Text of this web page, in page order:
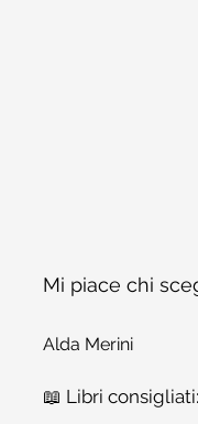
Mi piace chi
Alda Merini
📖 Libri consigliati: